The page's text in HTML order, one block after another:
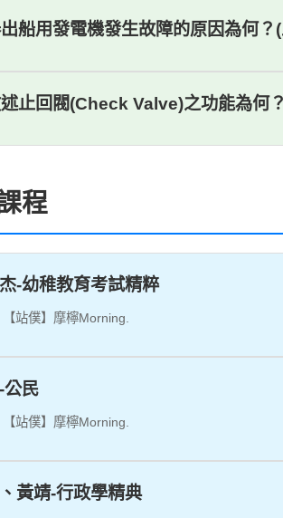
船用發電機發生故障的原因為何？
止回閥(Check Valve)之功能為何？
程
-幼稚教育考試精粹
【站僕】摩檸Morning.
公民
【站僕】摩檸Morning.
黃靖-行政學精典